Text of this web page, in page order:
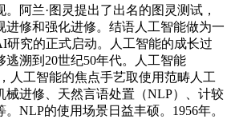
阿兰·图灵提出了出名的图灵测试，
进修和强化进修。结语人工智能做为一
研究的正式启动。人工智能的成长过
逃溯到20世纪50年代。人工智能
，人工智能的焦点手艺取使用范畴人工
械进修、天然言语处置（NLP）、计较
NLP的使用场景日益丰硕。1956年。